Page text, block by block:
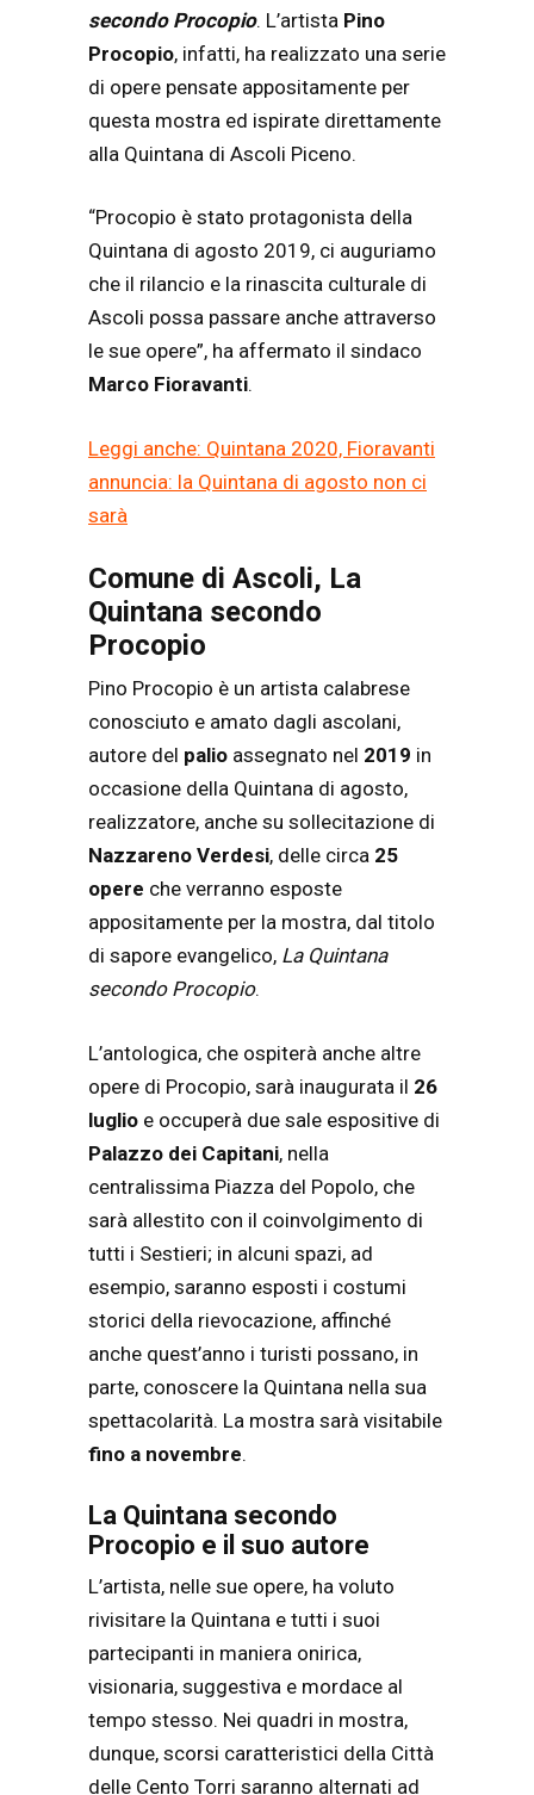
secondo Procopio. L’artista Pino
Procopio, infatti, ha realizzato una serie
di opere pensate appositamente per
questa mostra ed ispirate direttamente
alla Quintana di Ascoli Piceno.
“Procopio è stato protagonista della
Quintana di agosto 2019, ci auguriamo
che il rilancio e la rinascita culturale di
Ascoli possa passare anche attraverso
le sue opere”, ha affermato il sindaco
Marco Fioravanti.
Leggi anche: Quintana 2020, Fioravanti
annuncia: la Quintana di agosto non ci
sarà
Comune di Ascoli, La
Quintana secondo
Procopio
Pino Procopio è un artista calabrese
conosciuto e amato dagli ascolani,
autore del palio assegnato nel 2019 in
occasione della Quintana di agosto,
realizzatore, anche su sollecitazione di
Nazzareno Verdesi, delle circa 25
opere che verranno esposte
appositamente per la mostra, dal titolo
di sapore evangelico, La Quintana
secondo Procopio.
L’antologica, che ospiterà anche altre
opere di Procopio, sarà inaugurata il 26
luglio e occuperà due sale espositive di
Palazzo dei Capitani, nella
centralissima Piazza del Popolo, che
sarà allestito con il coinvolgimento di
tutti i Sestieri; in alcuni spazi, ad
esempio, saranno esposti i costumi
storici della rievocazione, affinché
anche quest’anno i turisti possano, in
parte, conoscere la Quintana nella sua
spettacolarità. La mostra sarà visitabile
fino a novembre.
La Quintana secondo
Procopio e il suo autore
L’artista, nelle sue opere, ha voluto
rivisitare la Quintana e tutti i suoi
partecipanti in maniera onirica,
visionaria, suggestiva e mordace al
tempo stesso. Nei quadri in mostra,
dunque, scorsi caratteristici della Città
delle Cento Torri saranno alternati ad